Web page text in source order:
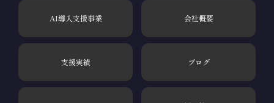
AI導入支援事業 会社概要
支援実績 ブログ